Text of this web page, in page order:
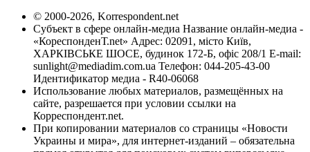
© 2000-2026, Korrespondent.net
Субъект в сфере онлайн-медиа Название онлайн-медиа -
«КореспонденТ.net» Адрес: 02091, місто Київ,
ХАРКІВСЬКЕ ШОСЕ, будинок 172-Б, офіс 208/1 E-mail:
sunlight@mediadim.com.ua Телефон: 044-205-43-00
Идентификатор медиа - R40-06068
Использование любых материалов, размещённых на
сайте, разрешается при условии ссылки на
Корреспондент.net.
При копировании материалов со страницы «Новости
Украины и мира», для интернет-изданий – обязательна